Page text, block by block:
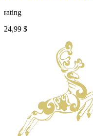
rating
24,99 $